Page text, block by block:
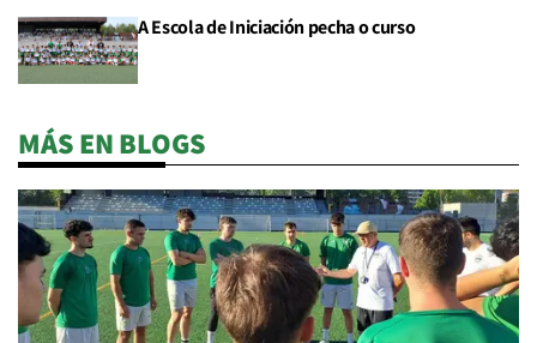
A Escola de Iniciación pecha o curso
MÁS EN BLOGS